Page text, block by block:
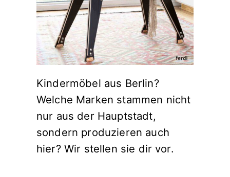
Kindermöbel aus Berlin?
Welche Marken stammen nicht
nur aus der Hauptstadt,
sondern produzieren auch
hier? Wir stellen sie dir vor.